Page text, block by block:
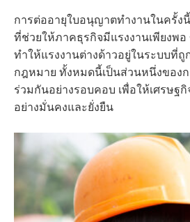
การต่ออายุใบอนุญาตทำงานในครั้ง
ที่ช่วยให้ภาคธุรกิจมีแรงงานเพียงพ
ทำให้แรงงานต่างด้าวอยู่ในระบบที่ถู
กฎหมาย ทั้งหมดนี้เป็นส่วนหนึ่งของก
ร่วมกันอย่างรอบคอบ เพื่อให้เศรษฐ
อย่างมั่นคงและยั่งยืน